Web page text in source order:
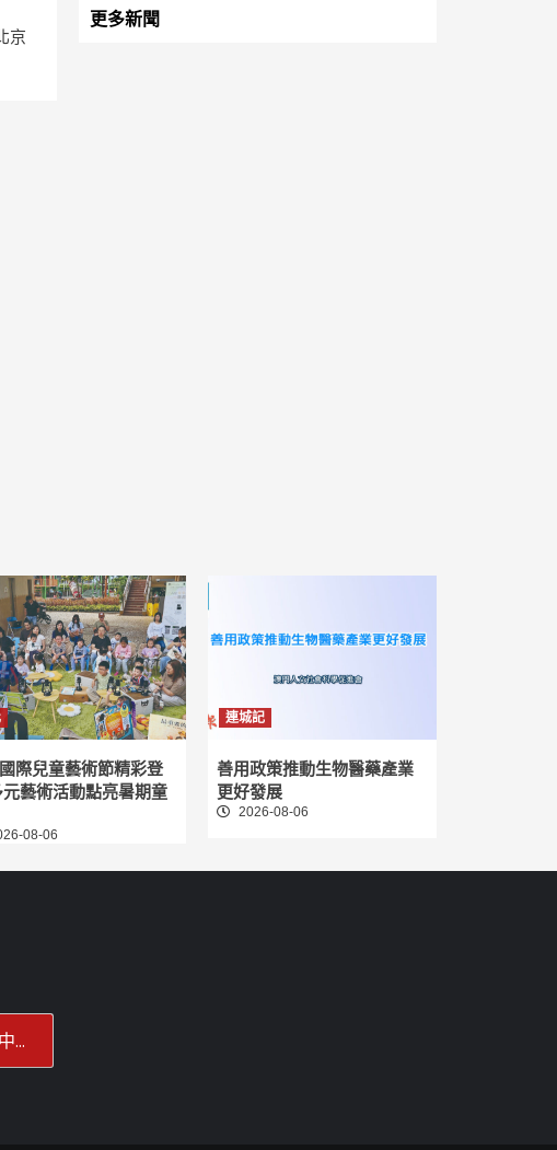
京
更多新聞
際兒童藝術節精彩登
元藝術活動點亮暑期童
08-06
連城記
善用政策推動生物醫藥產業
更好發展
2026-08-06